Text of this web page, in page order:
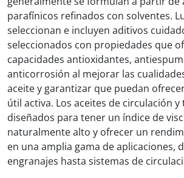
parafínicos refinados con solventes.
seleccionan e incluyen aditivos
seleccionados con propiedades que
capacidades antioxidantes,
anticorrosión al mejorar las
aceite y garantizar que puedan
útil activa. Los aceites de circulación
diseñados para tener un índice de
naturalmente alto y ofrecer un
en una amplia gama de aplicaciones,
engranajes hasta sistemas de